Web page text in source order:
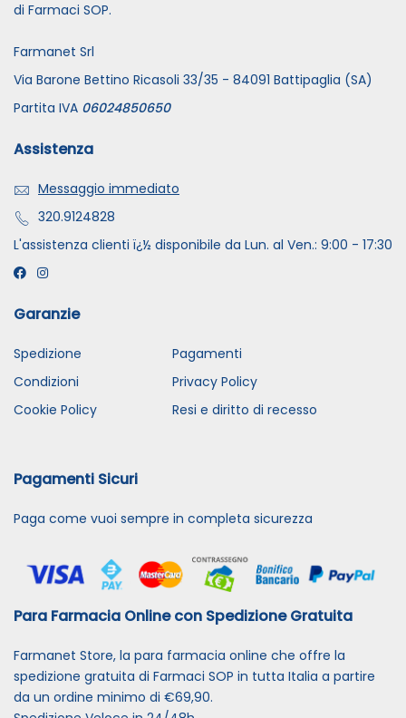
di Farmaci SOP.
Farmanet Srl
Via Barone Bettino Ricasoli 33/35 - 84091 Battipaglia (SA)
Partita IVA 06024850650
Assistenza
Messaggio immediato
320.9124828
L'assistenza clienti ï¿½ disponibile da Lun. al Ven.: 9:00 - 17:30
Garanzie
Spedizione
Pagamenti
Condizioni
Privacy Policy
Cookie Policy
Resi e diritto di recesso
Pagamenti Sicuri
Paga come vuoi sempre in completa sicurezza
Para Farmacia Online con Spedizione Gratuita
Farmanet Store, la para farmacia online che offre la
spedizione gratuita di Farmaci SOP in tutta Italia a partire
da un ordine minimo di €69,90.